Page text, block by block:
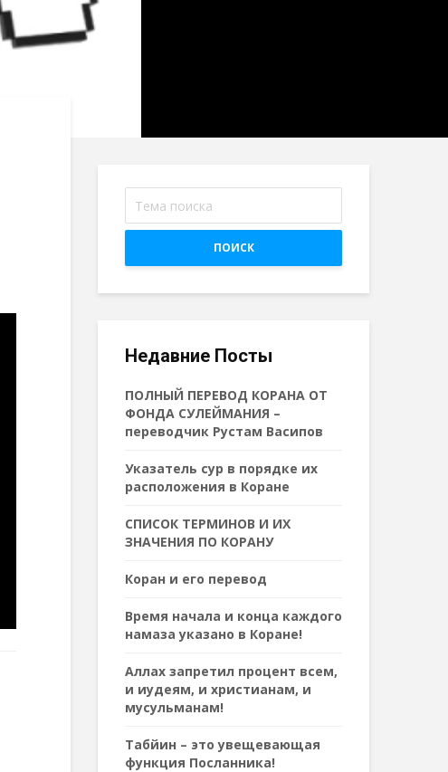
ПОИСК
Недавние Посты
ПОЛНЫЙ ПЕРЕВОД КОРАНА ОТ
ФОНДА СУЛЕЙМАНИЯ –
переводчик Рустам Васипов
Указатель сур в порядке их
расположения в Коране
СПИСОК ТЕРМИНОВ И ИХ
ЗНАЧЕНИЯ ПО КОРАНУ
Коран и его перевод
Время начала и конца каждого
намаза указано в Коране!
Аллах запретил процент всем,
и иудеям, и христианам, и
мусульманам!
Табйин – это увещевающая
функция Посланника!